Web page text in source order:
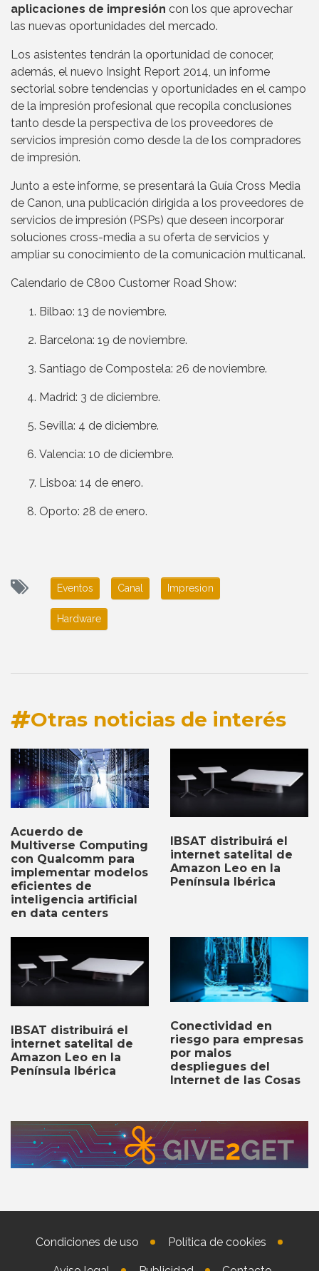
aplicaciones de impresión con los que aprovechar
las nuevas oportunidades del mercado.
Los asistentes tendrán la oportunidad de conocer,
además, el nuevo Insight Report 2014, un informe
sectorial sobre tendencias y oportunidades en el campo
de la impresión profesional que recopila conclusiones
tanto desde la perspectiva de los proveedores de
servicios impresión como desde la de los compradores
de impresión.
Junto a este informe, se presentará la Guía Cross Media
de Canon, una publicación dirigida a los proveedores de
servicios de impresión (PSPs) que deseen incorporar
soluciones cross-media a su oferta de servicios y
ampliar su conocimiento de la comunicación multicanal.
Calendario de C800 Customer Road Show:
Bilbao: 13 de noviembre.
Barcelona: 19 de noviembre.
Santiago de Compostela: 26 de noviembre.
Madrid: 3 de diciembre.
Sevilla: 4 de diciembre.
Valencia: 10 de diciembre.
Lisboa: 14 de enero.
Oporto: 28 de enero.
Eventos Canal Impresion
Hardware
Otras noticias de interés
Acuerdo de
Multiverse Computing
con Qualcomm para
implementar modelos
eficientes de
inteligencia artificial
en data centers
IBSAT distribuirá el
internet satelital de
Amazon Leo en la
Península Ibérica
IBSAT distribuirá el
internet satelital de
Amazon Leo en la
Península Ibérica
Conectividad en
riesgo para empresas
por malos
despliegues del
Internet de las Cosas
Condiciones de uso Política de cookies